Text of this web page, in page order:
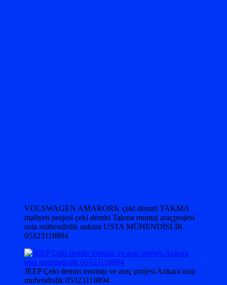
VOLSWAGEN AMARORK çeki demiri TAKMA
maliyeti projesi çeki demiri Takma montaj araçprojesi
usta mühendislik ankara USTA MÜHENDİSLİK
05323118894
JEEP Çeki demiri montajı ve araç projesi Ankara usta
muhendislik 05323118894